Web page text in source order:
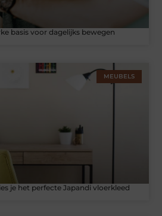
basis voor dagelijks bewegen
MEUBELS
je het perfecte Japandi vloerkleed